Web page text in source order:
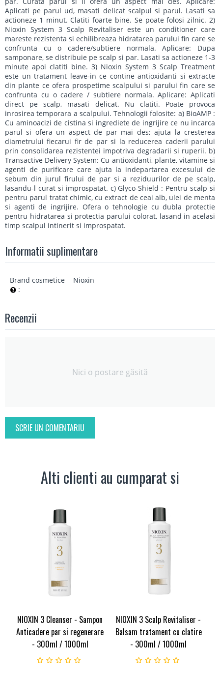
Aplicati pe parul ud, masati delicat scalpul si parul. Lasati sa
actioneze 1 minut. Clatiti foarte bine. Se poate folosi zilnic. 2)
Nioxin System 3 Scalp Revitaliser este un conditioner care
mareste rezistenta si echilibreaza hidratarea parului fin care se
confrunta cu o cadere/subtiere normala. Aplicare: Dupa
samponare, se distribuie pe scalp si par. Lasati sa actioneze 1-3
minute apoi clatiti bine. 3) Nioxin System 3 Scalp Treatment
este un tratament leave-in ce contine antioxidanti si extracte
din plante ce ofera prospetime scalpului si parului fin care se
confrunta cu o cadere / subtiere normala. Aplicare: Aplicati
direct pe scalp, masati delicat. Nu clatiti. Poate provoca
inrosirea temporara a scalpului. Tehnologii folosite: a) BioAMP :
Cu aminoacizi de cistina si ingrediete de ingrijire ce nu incarca
parul si ofera un aspect de par mai des; ajuta la cresterea
diametrului fiecarui fir de par si la reducerea caderii parului
prin consolidarea rezistentei impotriva degradarii si ruperii. b)
Transactive Delivery System: Cu antioxidanti, plante, vitamine si
agenti de purificare care ajuta la indepartarea excesului de
sebum din jurul firului de par si a reziduurilor de pe scalp,
lasandu-l curat si improspatat. c) Glyco-Shield : Pentru scalp si
pentru parul tratat chimic, cu extract de ceai alb, ulei de menta
si agenti de ingrijire. Ofera o tehnologie cu dubla protectie
pentru hidratarea si protectia parului colorat, lasand in acelasi
timp scalpul intinerit si improspatat.
Informatii suplimentare
Brand cosmetice
:
Nioxin
Recenzii
Nici o postare găsită
SCRIE UN COMENTARIU
Alti clienti au cumparat si
NIOXIN 3 Cleanser - Sampon
Anticadere par si regenerare
- 300ml / 1000ml
NIOXIN 3 Scalp Revitaliser -
Balsam tratament cu clatire
- 300ml / 1000ml